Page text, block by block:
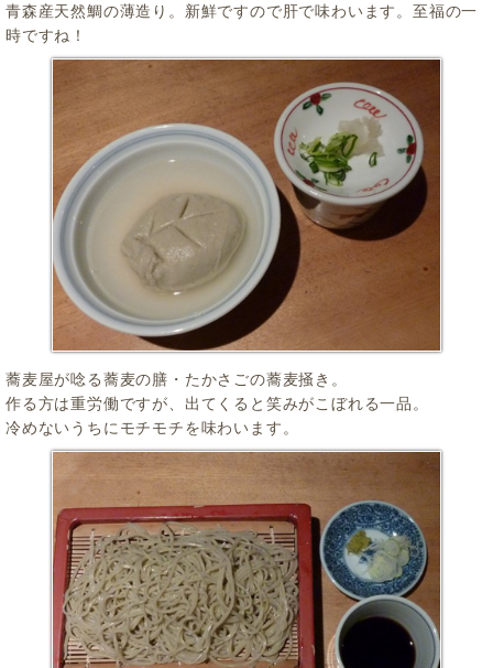
青森産天然鯛の薄造り。新鮮ですので肝で味わいます。至福の一
時ですね！
蕎麦屋が唸る蕎麦の膳・たかさごの蕎麦掻き。
作る方は重労働ですが、出てくると笑みがこぼれる一品。
冷めないうちにモチモチを味わいます。